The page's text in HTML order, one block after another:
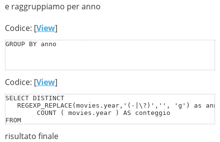
e raggruppiamo per anno
Codice: [View]
GROUP BY anno
Codice: [View]
SELECT DISTINCT
REGEXP_REPLACE(movies.year,'(-|\?)','', 'g') as
FROM
	LEFT JOIN movies2actors ON actors.actorid = movies2actors.actorid
risultato finale